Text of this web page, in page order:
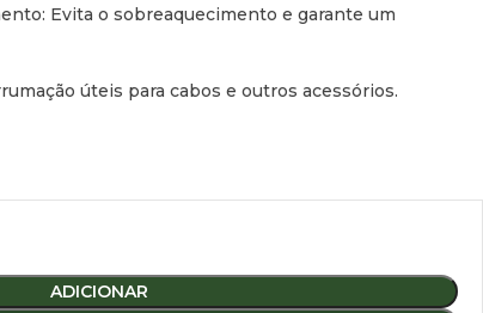
Evita o sobreaquecimento e garante um
úteis para cabos e outros acessórios.
ADICIONAR